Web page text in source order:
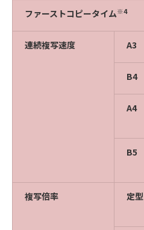
ファーストコピータイム※4
連続複写速度 A3
B4
A4
B5
複写倍率 定型